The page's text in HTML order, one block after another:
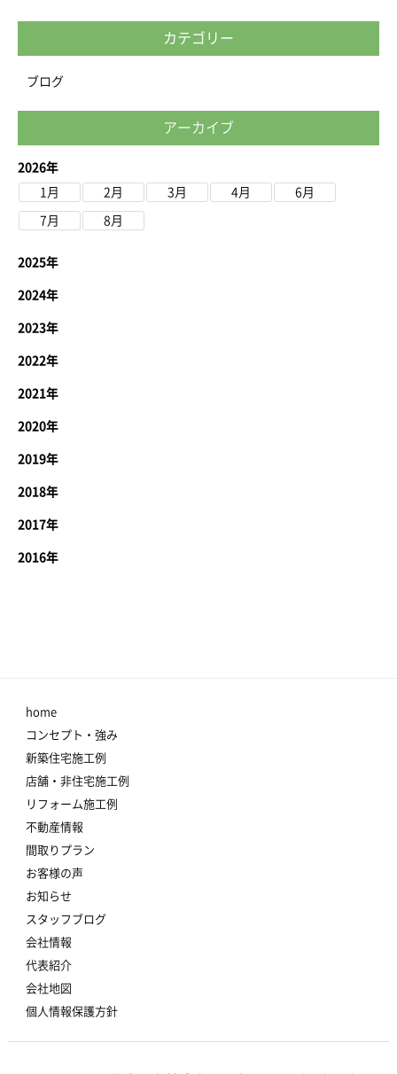
カテゴリー
ブログ
アーカイブ
2026年
1月
2月 3月 4月 6月
7月 8月
2025年
2024年
2023年
2022年
2021年
2020年
2019年
2018年
2017年
2016年
home
コンセプト・強み
新築住宅施工例
店舗・非住宅施工例
リフォーム施工例
不動産情報
間取りプラン
お客様の声
お知らせ
スタッフブログ
会社情報
代表紹介
会社地図
個人情報保護方針